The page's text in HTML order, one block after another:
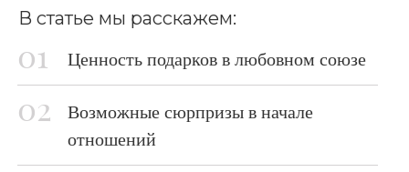
В статье мы расскажем:
Ценность подарков в любовном союзе
Возможные сюрпризы в начале
отношений